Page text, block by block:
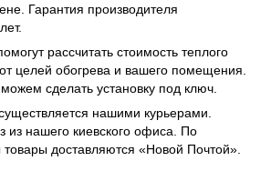
Гарантия производителя
рассчитать стоимость теплого
целей обогрева и вашего помещения.
сделать установку под ключ.
нашими курьерами.
из нашего киевского офиса. По
доставляются «Новой Почтой».